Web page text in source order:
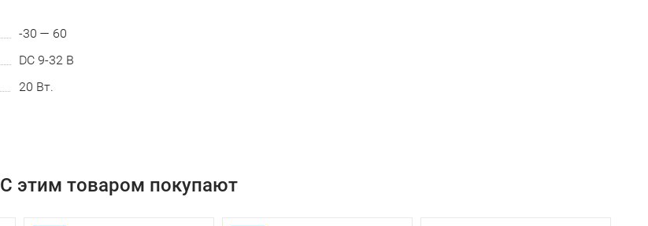
-30 — 60
DC 9-32 В
20 Вт.
С этим товаром покупают